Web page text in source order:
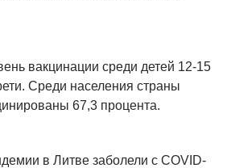
вакцинации среди детей 12-15
Среди населения страны
67,3 процента.
в Литве заболели с COVID-